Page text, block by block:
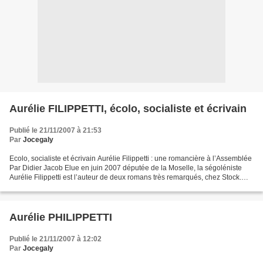
Aurélie FILIPPETTI, écolo, socialiste et écrivain
Publié le 21/11/2007 à 21:53
Par Jocegaly
Ecolo, socialiste et écrivain Aurélie Filippetti : une romancière à l’Assemblée
Par Didier Jacob Elue en juin 2007 députée de la Moselle, la ségoléniste
Aurélie Filippetti est l’auteur de deux romans très remarqués, chez Stock.
Aurélie PHILIPPETTI
Publié le 21/11/2007 à 12:02
Par Jocegaly